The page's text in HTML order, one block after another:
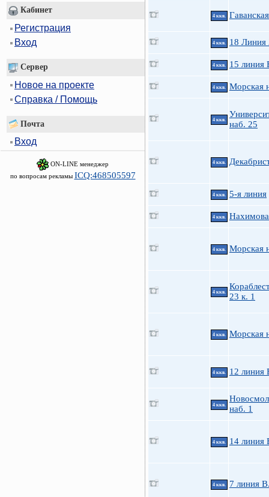
Кабинет
Регистрация
Вход
Сервер
Новое на проекте
Справка / Помощь
Почта
Вход
ON-LINE менеджер
по вопросам рекламы ICQ:468505597
4 ккв.
4 ккв. 18 Линия
4 ккв. 15 линия
4 ккв. Морская
4 ккв.
наб. 25
4 ккв.
4 ккв. 5-я линия
4 ккв.
4 ккв. Морская
4 ккв.
23 к. 1
4 ккв. Морская
4 ккв. 12 линия
4 ккв.
наб. 1
4 ккв. 14 линия
4 ккв. 7 линия